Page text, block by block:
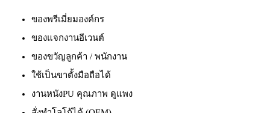
ของพรีเมี่ยมองค์กร
ของแจกงานอีเวนต์
ของขวัญลูกค้า / พนักงาน
ใช้เป็นขาตั้งมือถือได้
งานหนังPU คุณภาพ ดูแพง